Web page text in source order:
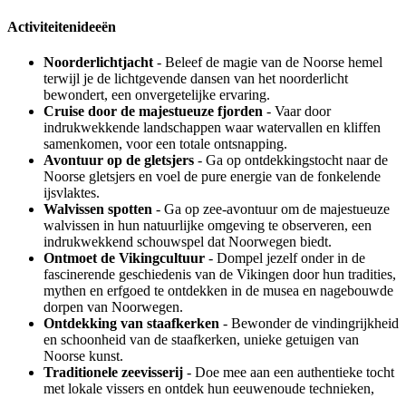
Activiteitenideeën
Noorderlichtjacht - Beleef de magie van de Noorse hemel
terwijl je de lichtgevende dansen van het noorderlicht
bewondert, een onvergetelijke ervaring.
Cruise door de majestueuze fjorden - Vaar door
indrukwekkende landschappen waar watervallen en kliffen
samenkomen, voor een totale ontsnapping.
Avontuur op de gletsjers - Ga op ontdekkingstocht naar de
Noorse gletsjers en voel de pure energie van de fonkelende
ijsvlaktes.
Walvissen spotten - Ga op zee-avontuur om de majestueuze
walvissen in hun natuurlijke omgeving te observeren, een
indrukwekkend schouwspel dat Noorwegen biedt.
Ontmoet de Vikingcultuur - Dompel jezelf onder in de
fascinerende geschiedenis van de Vikingen door hun tradities,
mythen en erfgoed te ontdekken in de musea en nagebouwde
dorpen van Noorwegen.
Ontdekking van staafkerken - Bewonder de vindingrijkheid
en schoonheid van de staafkerken, unieke getuigen van
Noorse kunst.
Traditionele zeevisserij - Doe mee aan een authentieke tocht
met lokale vissers en ontdek hun eeuwenoude technieken,